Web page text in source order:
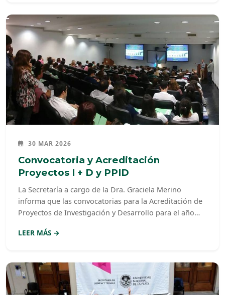
30 MAR 2026
Convocatoria y Acreditación
Proyectos I + D y PPID
La Secretaría a cargo de la Dra. Graciela Merino
informa que las convocatorias para la Acreditación de
Proyectos de Investigación y Desarrollo para el año
Proyectos Promocionales de Investigación y
LEER MÁS →